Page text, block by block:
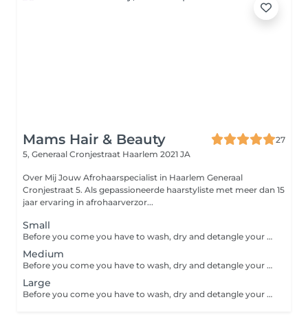
Mams Hair & Beauty
27
5, Generaal Cronjestraat Haarlem 2021 JA
Over Mij Jouw Afrohaarspecialist in Haarlem Generaal
Cronjestraat 5. Als gepassioneerde haarstyliste met meer dan 15
jaar ervaring in afrohaarverzor...
Small
Before you come you have to wash, dry and detangle your hair. The extensions are not included, is available in the salon. The standard length of the braids is approximately to the clasp of your bra.
Medium
Before you come you have to wash, dry and detangle your hair. The extensions are not included, is available in the salon. The standard length of the braids is approximately to the clasp of your bra.
Large
Before you come you have to wash, dry and detangle your hair. The extensions are not included, is available in the salon. The standard length of the braids is approximately to the clasp of your bra.